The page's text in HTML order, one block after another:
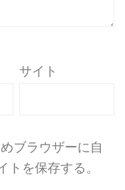
サイト
ブラウザーに自
を保存する。